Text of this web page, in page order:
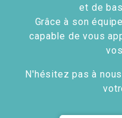
et de
Grâce à son
capable de vous
N'hésitez pas à